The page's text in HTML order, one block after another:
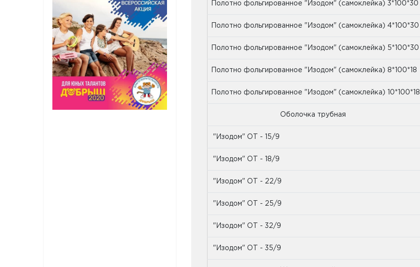
Полотно фольгированное "Изодом" (самоклейка) 3*100*30
Полотно фольгированное "Изодом" (самоклейка) 4*100*30
Полотно фольгированное "Изодом" (самоклейка) 5*100*30
Полотно фольгированное "Изодом" (самоклейка) 8*100*18
Полотно фольгированное "Изодом" (самоклейка) 10*100*18
Оболочка трубная
"Изодом" ОТ - 15/9
"Изодом" ОТ - 18/9
"Изодом" ОТ - 22/9
"Изодом" ОТ - 25/9
"Изодом" ОТ - 32/9
"Изодом" ОТ - 35/9